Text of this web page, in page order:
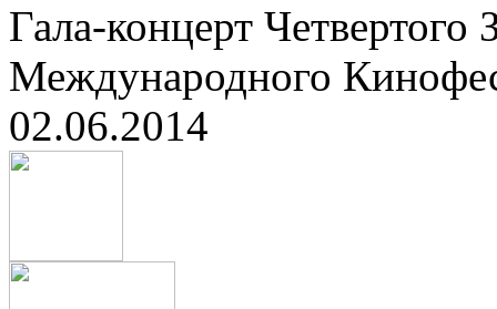
Гала-концерт Четвертого
Международного
02.06.2014